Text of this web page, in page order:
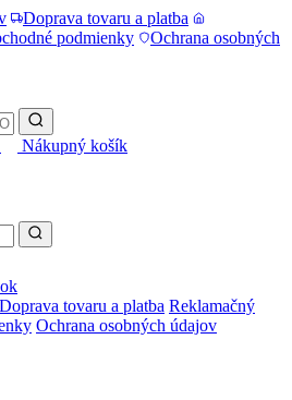
Doprava tovaru a platba
podmienky
Ochrana osobných
Nákupný košík
Doprava tovaru a platba Reklamačný
Ochrana osobných údajov